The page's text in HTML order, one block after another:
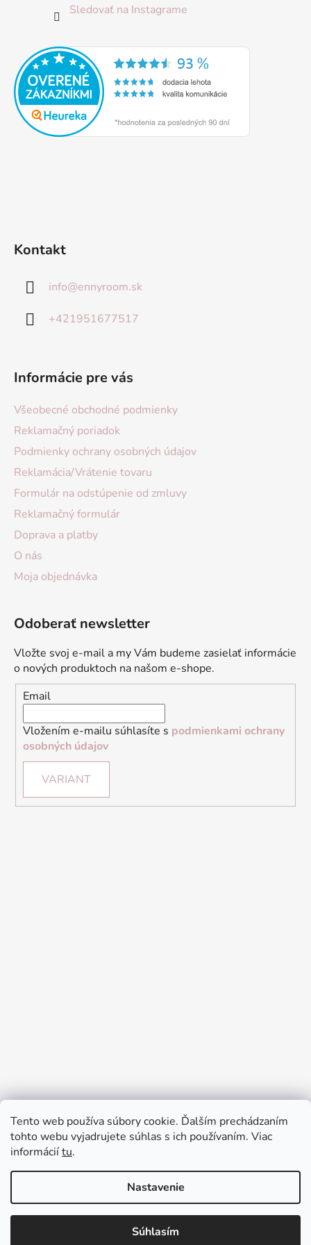
Tento web používa súbory cookie. Ďalším prechádzaním
tohto webu vyjadrujete súhlas s ich používaním. Viac
informáciítu.
Nastavenie
Súhlasím
Sledovať na Instagrame
Kontakt
info@ennyroom.sk
+421951677517
Informácie pre vás
Všeobecné obchodné podmienky
Reklamačný poriadok
Podmienky ochrany osobných údajov
Reklamácia/Vrátenie tovaru
Formulár na odstúpenie od zmluvy
Reklamačný formulár
Doprava a platby
O nás
Moja objednávka
Odoberať newsletter
Vložte svoj e-mail a my Vám budeme zasielať informácie
o nových produktoch na našom e-shope.
Email
Vložením e-mailu súhlasíte s podmienkami ochrany
osobných údajov
VARIANT
Prijímame online platby
Vytvoril Shoptet